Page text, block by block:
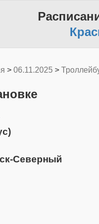
> 06.11.2025 >
Северный